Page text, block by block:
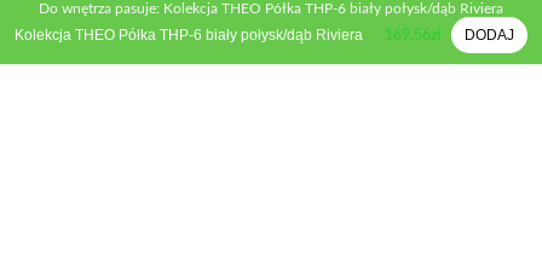
Telefon:+48 533 312 041
Do wnętrza pasuje: Kolekcja THEO Półka THP-6 biały połysk/dąb Riviera
Kolekcja THEO Półka THP-6 biały połysk/dąb Riviera 169,56zł DODAJ